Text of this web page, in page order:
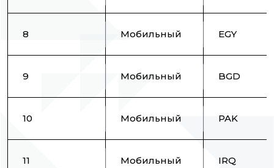
8 Мобильный EGY
9 Мобильный BGD
10 Мобильный PAK
11 Мобильный IRQ